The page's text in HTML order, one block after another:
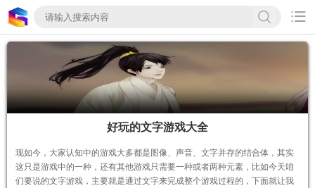

好玩的文字游戏大全
​现如今，大家认知中的游戏大多都是图像、声音、文字并存的结合体，其实
这只是游戏中的一种，还有其他游戏只需要一种或者两种元素，比如今天咱
们要说的文字游戏，主要就是通过文字来完成整个游戏过程的，下面就让我